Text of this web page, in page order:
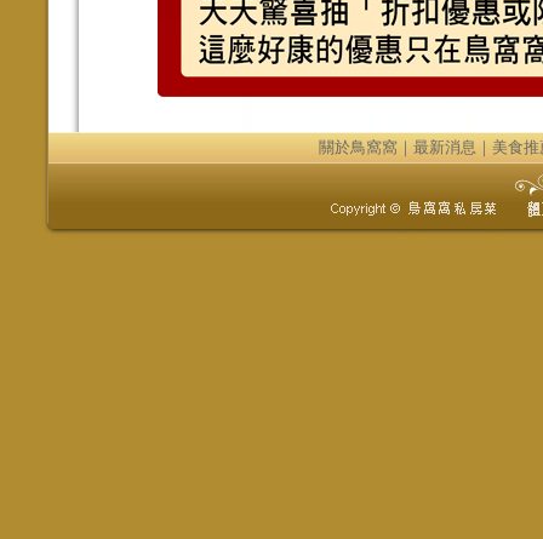
關於鳥窩窩｜ 最新消息 ｜ 美食推